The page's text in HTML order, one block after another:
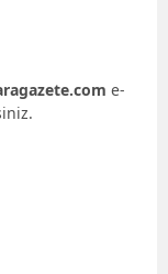
e-